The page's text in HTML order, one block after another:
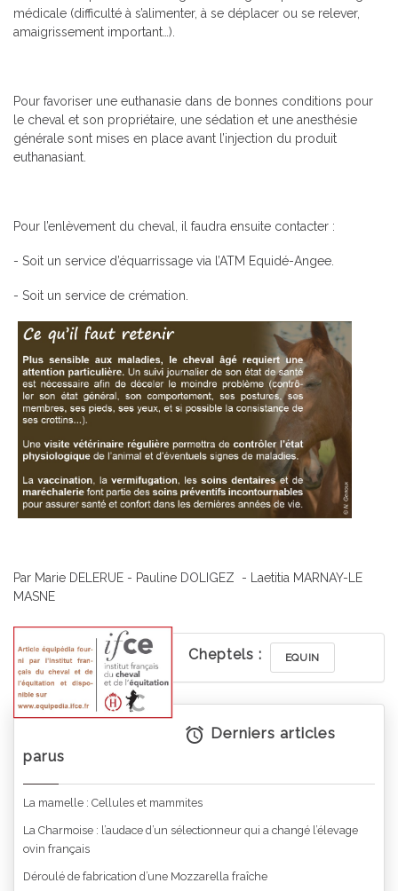
médicale (difficulté à s’alimenter, à se déplacer ou se relever,
amaigrissement important…).
Pour favoriser une euthanasie dans de bonnes conditions pour
le cheval et son propriétaire, une sédation et une anesthésie
générale sont mises en place avant l’injection du produit
euthanasiant.
Pour l’enlèvement du cheval, il faudra ensuite contacter :
- Soit un service d’équarrissage via l’ATM Equidé-Angee.
- Soit un service de crémation.
Par Marie DELERUE - Pauline DOLIGEZ - Laetitia MARNAY-LE
MASNE
Cheptels : EQUIN
Derniers articles
parus
La mamelle : Cellules et mammites
La Charmoise : l’audace d’un sélectionneur qui a changé l’élevage
ovin français
Déroulé de fabrication d’une Mozzarella fraîche